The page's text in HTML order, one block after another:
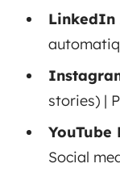
LinkedIn
stories) |
YouTube
Social